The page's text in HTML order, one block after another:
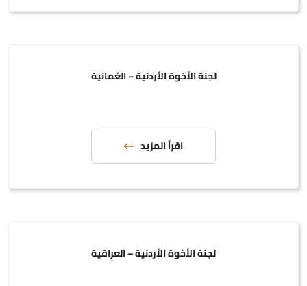
لجنة الأخوة الأردنية – العُمانية
اقرأ المزيد
لجنة الأخوة الأردنية – العراقية